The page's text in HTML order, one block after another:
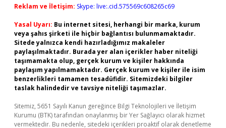
Reklam ve İletişim: Skype: live:.cid.575569c608265c69
Yasal Uyarı: Bu internet sitesi, herhangi bir marka, kurum
veya şahıs şirketi ile hiçbir bağlantısı bulunmamaktadır.
Sitede yalnızca kendi hazırladığımız makaleler
paylaşılmaktadır. Burada yer alan içerikler haber niteliği
taşımamakta olup, gerçek kurum ve kişiler hakkında
paylaşım yapılmamaktadır. Gerçek kurum ve kişiler ile isim
benzerlikleri tamamen tesadüfidir. Sitemizdeki bilgiler
taslak halindedir ve tavsiye niteliği taşımazlar.
Sitemiz, 5651 Sayılı Kanun gereğince Bilgi Teknolojileri ve İletişim
Kurumu (BTK) tarafından onaylanmış bir Yer Sağlayıcı olarak hizmet
vermektedir. Bu nedenle, sitedeki içerikleri proaktif olarak denetleme